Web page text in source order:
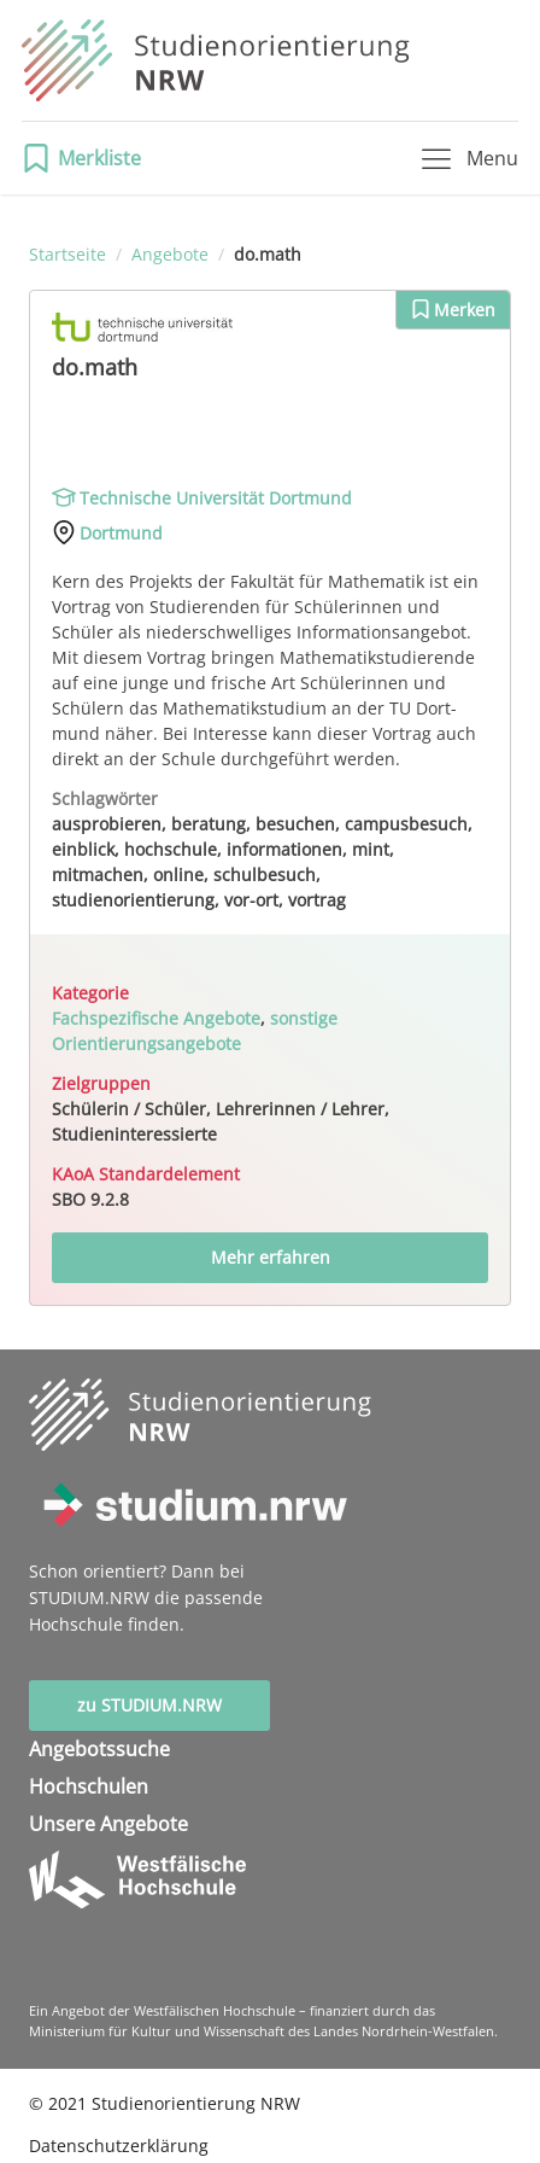
Merkliste Menu
Startseite / Angebote / do.math
Merken
do.math
Technische Universität Dortmund
Dortmund
Kern des Projekts der Fa­kul­tät für Mathe­matik ist ein
Vor­trag von Stu­die­ren­den für Schü­ler­in­nen und
Schüler als niederschwelliges Informationsangebot.
Mit diesem Vor­trag bringen Mathematikstudierende
auf eine junge und frische Art Schü­ler­in­nen und
Schülern das Mathematikstudium an der TU Dort­
mund näher. Bei In­te­res­se­ kann dieser Vor­trag auch
direkt an der Schule durch­ge­führt wer­den.
Schlagwörter
ausprobieren, beratung, besuchen, campusbesuch,
einblick, hochschule, informationen, mint,
mitmachen, online, schulbesuch,
studienorientierung, vor-ort, vortrag
Kategorie
Fachspezifische Angebote, sonstige
Orientierungsangebote
Zielgruppen
Schülerin / Schüler, Lehrerinnen / Lehrer,
Studieninteressierte
KAoA Standardelement
SBO 9.2.8
Mehr erfahren
Schon orientiert? Dann bei
STUDIUM.NRW die passende
Hochschule finden.
zu STUDIUM.NRW
Angebotssuche
Hochschulen
Unsere Angebote
Ein Angebot der Westfälischen Hochschule – finanziert durch das
Ministerium für Kultur und Wissenschaft des Landes Nordrhein-Westfalen.
© 2021 Studienorientierung NRW
Datenschutzerklärung